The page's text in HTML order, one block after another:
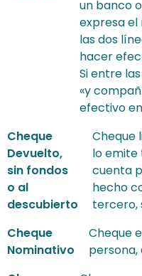
un banco
expresa
las dos
hacer
Si entre
«y
efectivo
Cheque
Devuelto,
sin fondos
o al
descubierto
Cheque
lo emite
cuenta
hecho
tercero,
Cheque
Nominativo
Cheque
persona,